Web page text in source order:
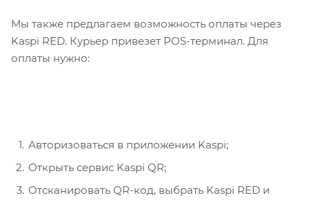
Мы также предлагаем возможность оплаты через
Kaspi RED. Курьер привезет POS-терминал. Для
оплаты нужно:
Авторизоваться в приложении Kaspi;
Открыть сервис Kaspi QR;
Отсканировать QR-код, выбрать Kaspi RED и